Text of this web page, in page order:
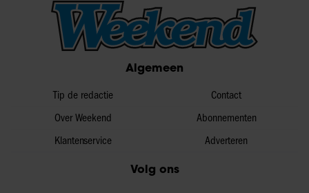
Algemeen
Tip de redactie
Over Weekend
Klantenservice
Contact
Abonnementen
Adverteren
Volg ons